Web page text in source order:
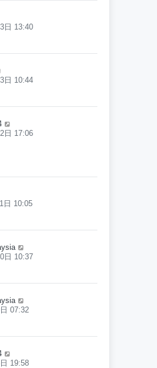
日 13:40
日 10:44
日 17:06
日 10:05
日 10:37
07:32
19:58